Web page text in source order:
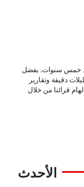
خمس سنوات. بفضل
دقيقة وتقارير
قرائنا من خلال
الأحدث